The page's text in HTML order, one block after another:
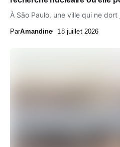
À São Paulo, une ville qui ne
ParAmandine 18 juillet 2026